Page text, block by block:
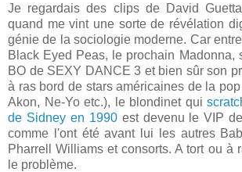
Je regardais des clips de David
quand me vint une sorte de révélation
génie de la sociologie moderne. Car
Black Eyed Peas, le prochain Madonna,
BO de SEXY DANCE 3 et bien sûr son
à ras bord de stars américaines de la
Akon, Ne-Yo etc.), le blondinet qui
de Sidney en 1990est devenu le VIP
comme l'ont été avant lui les autres
Pharrell Williams et consorts. A tort ou à
le problème.